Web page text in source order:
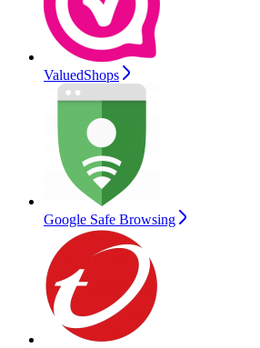
ValuedShops
Google Safe Browsing